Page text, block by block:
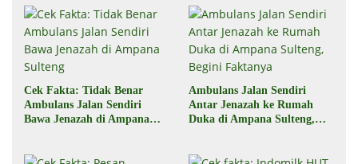
Cek Fakta: Tidak Benar
Ambulans Jalan Sendiri
Bawa Jenazah di Ampana
Ambulans Jalan Sendiri
Antar Jenazah ke Rumah
Duka di Ampana Sulteng,